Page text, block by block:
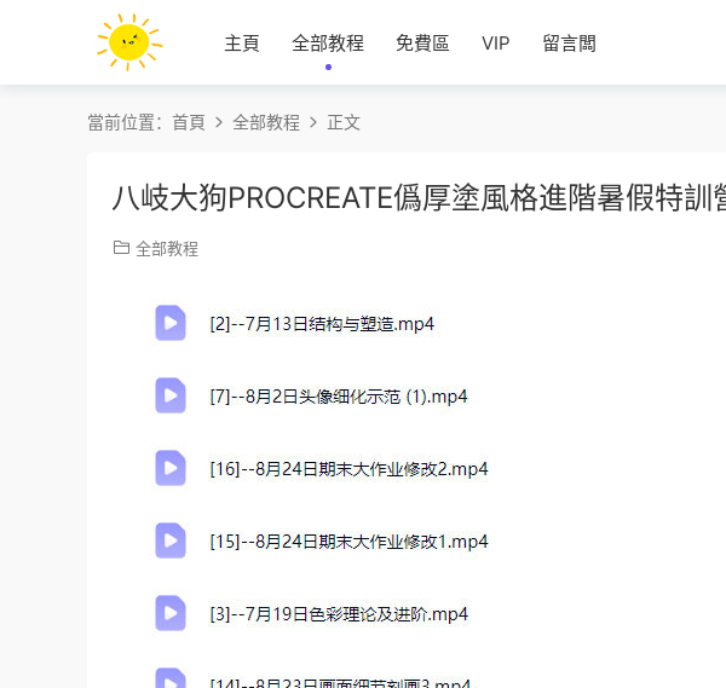
主頁 全部教程 免費區 VIP 留言闆
當前位置： 首頁 全部教程 正文
八岐大狗PROCREATE僞厚塗風格進階暑假特
全部教程